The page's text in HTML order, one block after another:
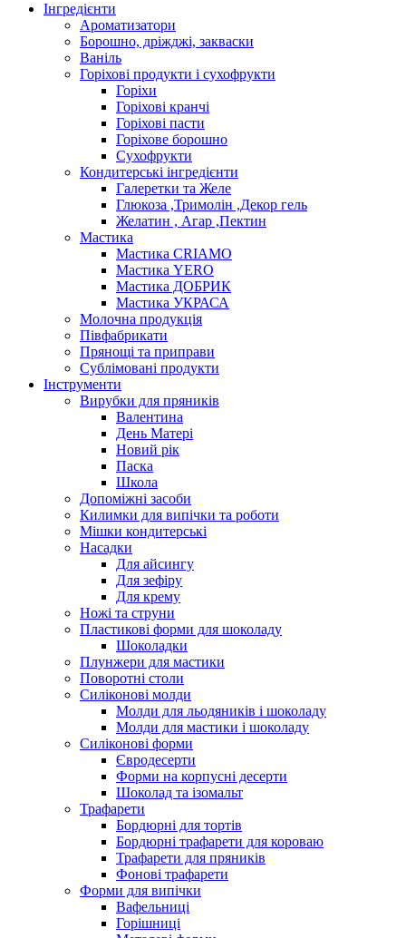
Інгредієнти
Ароматизатори
Борошно, дріжджі, закваски
Ваніль
Горіхові продукти і сухофрукти
Горіхи
Горіхові кранчі
Горіхові пасти
Горіхове борошно
Сухофрукти
Кондитерські інгредієнти
Галеретки та Желе
Глюкоза ,Тримолін ,Декор гель
Желатин , Агар ,Пектин
Мастика
Мастика CRIAMO
Мастика YERO
Мастика ДОБРИК
Мастика УКРАСА
Молочна продукція
Півфабрикати
Прянощі та приправи
Сублімовані продукти
Інструменти
Вирубки для пряників
Валентина
День Матері
Новий рік
Паска
Школа
Допоміжні засоби
Килимки для випічки та роботи
Мішки кондитерські
Насадки
Для айсингу
Для зефіру
Для крему
Ножі та струни
Пластикові форми для шоколаду
Шоколадки
Плунжери для мастики
Поворотні столи
Силіконові молди
Молди для льодяників і шоколаду
Молди для мастики і шоколаду
Силіконові форми
Євродесерти
Форми на корпусні десерти
Шоколад та ізомальт
Трафарети
Бордюрні для тортів
Бордюрні трафарети для короваю
Трафарети для пряників
Фонові трафарети
Форми для випічки
Вафельниці
Горішниці